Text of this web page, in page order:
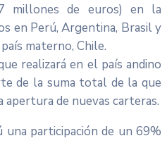
millones de euros) en la
en Perú, Argentina, Brasil y
materno, Chile.
realizará en el país andino
de la suma total de la que
apertura de nuevas carteras.
una participación de un 69%